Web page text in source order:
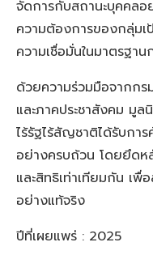
จัดการกับสถานะบุคคล
ความต้องการของกลุ่มเ
ความเชื่อมั่นในมาตรฐา
ด้วยความร่วมมือจากก
และภาคประชาสังคม มู
ไร้รัฐไร้สัญชาติได้รับกา
อย่างครบถ้วน โดยยึดห
และสิทธิเท่าเทียมกัน เพื่
อย่างแท้จริง
ปีที่เผยแพร่ : 2025